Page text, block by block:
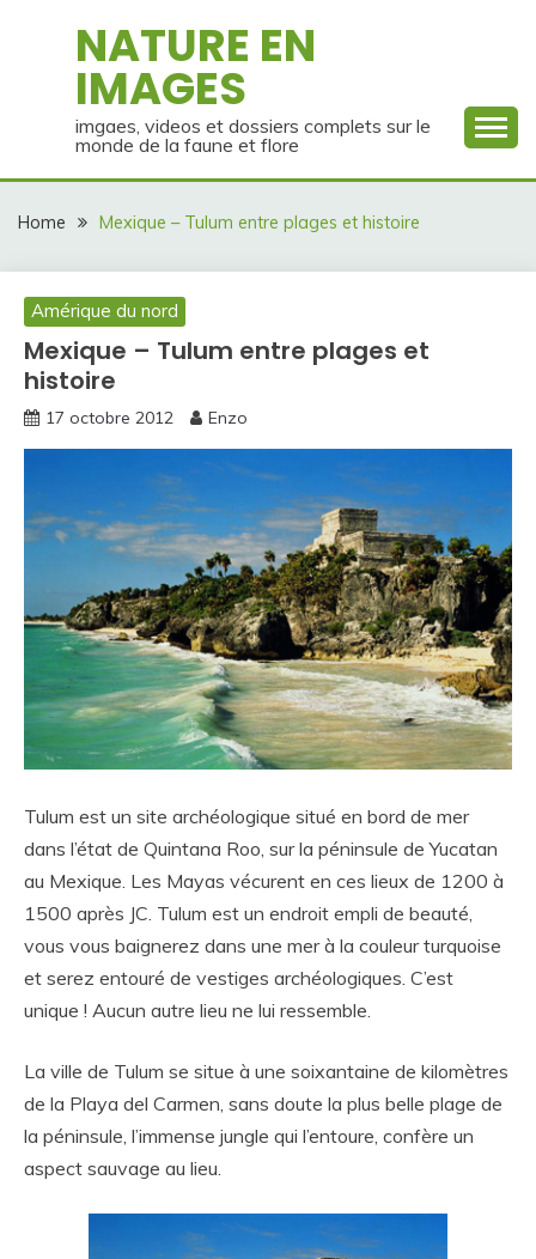
NATURE EN
IMAGES
imgaes, videos et dossiers complets sur le
monde de la faune et flore
Home Mexique – Tulum entre plages et histoire
Amérique du nord
Mexique – Tulum entre plages et
histoire
17 octobre 2012 Enzo
Tulum est un site archéologique situé en bord de mer
dans l’état de Quintana Roo, sur la péninsule de Yucatan
au Mexique. Les Mayas vécurent en ces lieux de 1200 à
1500 après JC. Tulum est un endroit empli de beauté,
vous vous baignerez dans une mer à la couleur turquoise
et serez entouré de vestiges archéologiques. C’est
unique ! Aucun autre lieu ne lui ressemble.
La ville de Tulum se situe à une soixantaine de kilomètres
de la Playa del Carmen, sans doute la plus belle plage de
la péninsule, l’immense jungle qui l’entoure, confère un
aspect sauvage au lieu.